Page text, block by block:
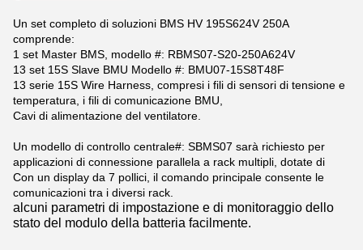
Un set completo di soluzioni BMS HV 195S624V 250A
comprende:
1 set Master BMS, modello #: RBMS07-S20-250A624V
13 set 15S Slave BMU Modello #: BMU07-15S8T48F
13 serie 15S Wire Harness, compresi i fili di sensori di tensione e
temperatura, i fili di comunicazione BMU,
Cavi di alimentazione del ventilatore.
Un modello di controllo centrale#: SBMS07 sarà richiesto per
applicazioni di connessione parallela a rack multipli, dotate di
Con un display da 7 pollici, il comando principale consente le
comunicazioni tra i diversi rack.
alcuni parametri di impostazione e di monitoraggio dello
stato del modulo della batteria facilmente.